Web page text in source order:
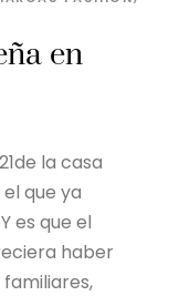
en
la casa
que ya
es que el
haber